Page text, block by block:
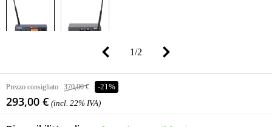
1/2
Prezzo consigliato 370,00 € -21%
293,00 € (incl. 22% IVA)